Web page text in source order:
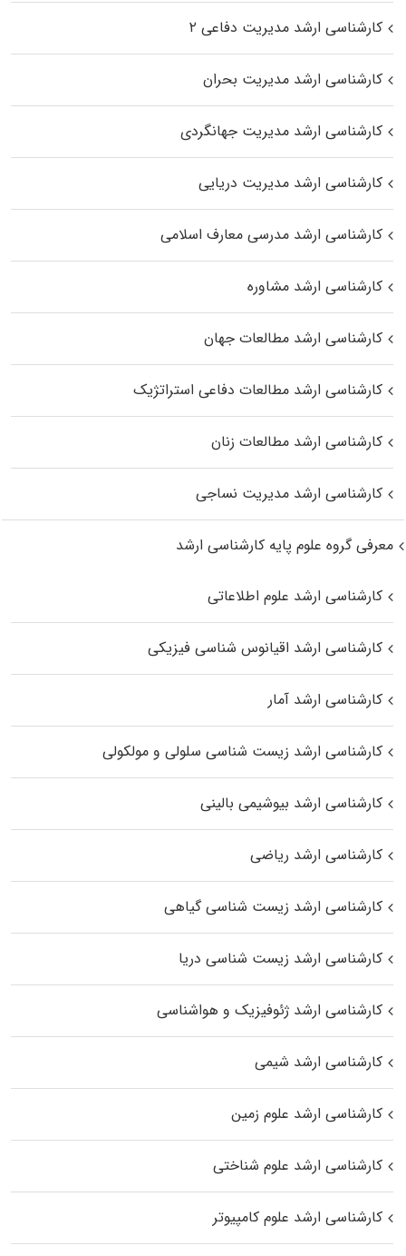
کارشناسی ارشد مدیریت دفاعی ۲
کارشناسی ارشد مدیریت بحران
کارشناسی ارشد مدیریت جهانگردی
کارشناسی ارشد مدیریت دریایی
کارشناسی ارشد مدرسی معارف اسلامی
کارشناسی ارشد مشاوره
کارشناسی ارشد مطالعات جهان
کارشناسی ارشد مطالعات دفاعی استراتژیک
کارشناسی ارشد مطالعات زنان
کارشناسی ارشد مدیریت نساجی
معرفی گروه علوم پایه کارشناسی ارشد
کارشناسی ارشد علوم اطلاعاتی
کارشناسی ارشد اقیانوس‌ شناسی فیزیکی
کارشناسی ارشد آمار
کارشناسی ارشد زیست شناسی سلولی و مولکولی
کارشناسی ارشد بیوشیمی بالینی
کارشناسی ارشد ریاضی
کارشناسی ارشد زیست‌ شناسی گیاهی
کارشناسی ارشد زیست‌ شناسی دریا
کارشناسی ارشد ژئوفیزیک و هواشناسی
کارشناسی ارشد شیمی
کارشناسی ارشد علوم زمین
کارشناسی ارشد علوم شناختی
کارشناسی ارشد علوم کامپیوتر